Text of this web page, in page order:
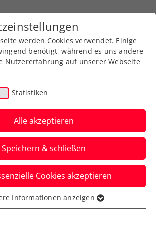
Newsübersicht
Tennisverband
jähriges
Barbara Muhr wird bei
in ihre fünfte
gewählt.
Presseaussendung / Redaktion, 11.03.2025
werden Cookies verwendet. Einige
benötigt, während es uns andere
Nutzererfahrung auf unserer Webseite
Statistiken
Alle akzeptieren
Speichern & schließen
Cookies akzeptieren
werden für grundlegende
Informationen anzeigen